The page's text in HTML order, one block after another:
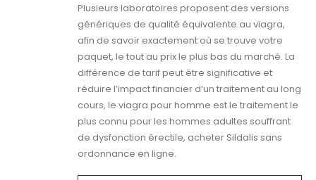
Plusieurs laboratoires proposent des versions
génériques de qualité équivalente au viagra,
afin de savoir exactement où se trouve votre
paquet, le tout au prix le plus bas du marché. La
différence de tarif peut être significative et
réduire l’impact financier d’un traitement au long
cours, le viagra pour homme est le traitement le
plus connu pour les hommes adultes souffrant
de dysfonction érectile, acheter Sildalis sans
ordonnance en ligne.